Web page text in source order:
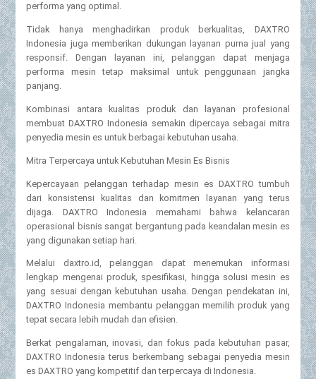
performa yang optimal.
Tidak hanya menghadirkan produk berkualitas, DAXTRO
Indonesia juga memberikan dukungan layanan purna jual yang
responsif. Dengan layanan ini, pelanggan dapat menjaga
performa mesin tetap maksimal untuk penggunaan jangka
panjang.
Kombinasi antara kualitas produk dan layanan profesional
membuat DAXTRO Indonesia semakin dipercaya sebagai mitra
penyedia mesin es untuk berbagai kebutuhan usaha.
Mitra Terpercaya untuk Kebutuhan Mesin Es Bisnis
Kepercayaan pelanggan terhadap mesin es DAXTRO tumbuh
dari konsistensi kualitas dan komitmen layanan yang terus
dijaga. DAXTRO Indonesia memahami bahwa kelancaran
operasional bisnis sangat bergantung pada keandalan mesin es
yang digunakan setiap hari.
Melalui daxtro.id, pelanggan dapat menemukan informasi
lengkap mengenai produk, spesifikasi, hingga solusi mesin es
yang sesuai dengan kebutuhan usaha. Dengan pendekatan ini,
DAXTRO Indonesia membantu pelanggan memilih produk yang
tepat secara lebih mudah dan efisien.
Berkat pengalaman, inovasi, dan fokus pada kebutuhan pasar,
DAXTRO Indonesia terus berkembang sebagai penyedia mesin
es DAXTRO yang kompetitif dan terpercaya di Indonesia.